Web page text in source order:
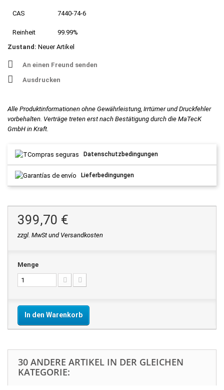
CAS 7440-74-6
Reinheit
99.99%
Zustand: Neuer Artikel
An einen Freund senden
Ausdrucken
Alle Produktinformationen ohne Gewährleistung, Irrtümer und Druckfehler
vorbehalten. Verträge treten erst nach Bestätigung durch die MaTecK
GmbH in Kraft.
Datenschutzbedingungen
Lieferbedingungen
399,70 €
zzgl. MwSt und Versandkosten
Menge
In den Warenkorb
30 ANDERE ARTIKEL IN DER GLEICHEN
KATEGORIE: